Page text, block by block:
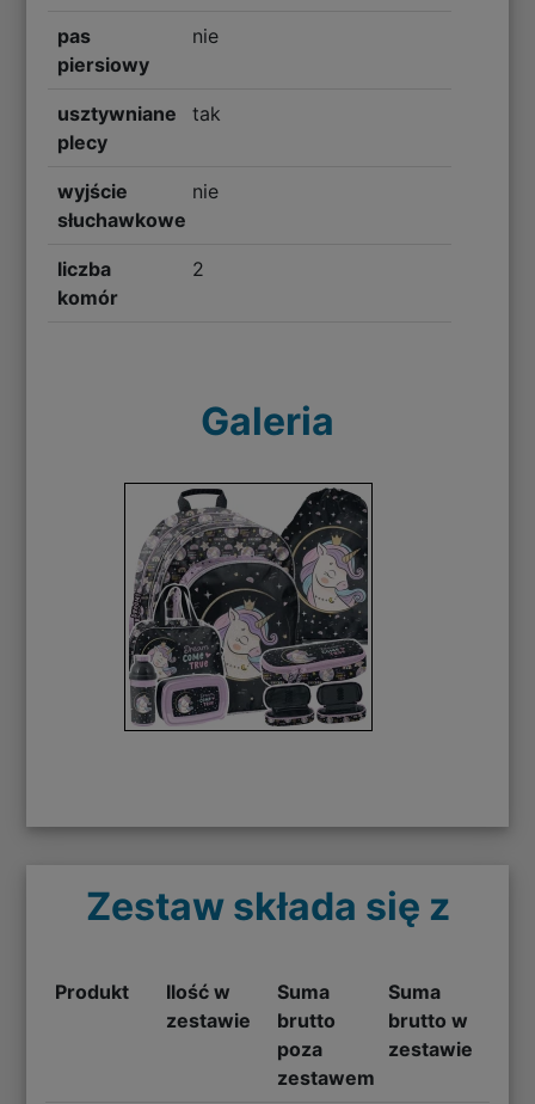
pas
piersiowy
nie
usztywniane
plecy
tak
wyjście
słuchawkowe
nie
liczba
komór
2
Galeria
Zestaw składa się z
Produkt
Ilość w
zestawie
Suma
brutto
poza
zestawem
Suma
brutto w
zestawie